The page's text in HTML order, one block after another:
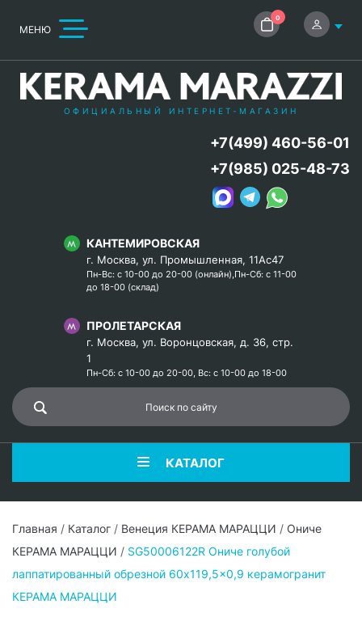
МЕНЮ
0
ОФИЦИАЛЬНЫЙ ИНТЕРНЕТ-МАГАЗИН
КАНТЕМИРОВСКАЯ
г. Москва, ул. Промышленная, 11Ас47
Пн-Вс: с 10-00 до 20-00 (онлайн),Пн-Сб: с 11-00
до 18-00 (склад)
ПРОЛЕТАРСКАЯ
г. Москва, ул. Воронцовская, д. 36, стр.
1
Пн-Сб: с 10-00 до 20-00, Вс: с 10-00 до 18-00
+7(499) 460-56-01
+7(985) 025-48-73
КАТАЛОГ
Главная / Каталог / Венеция КЕРАМА МАРАЦЦИ / Ониче
КЕРАМА МАРАЦЦИ / SG50006122R Ониче голубой
лаппатированный обрезной 60x119,5x0,9 керамогранит
КЕРАМА МАРАЦЦИ